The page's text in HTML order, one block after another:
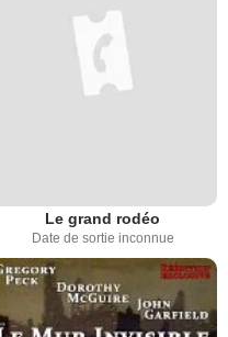
Le grand rodéo
Date de sortie inconnue